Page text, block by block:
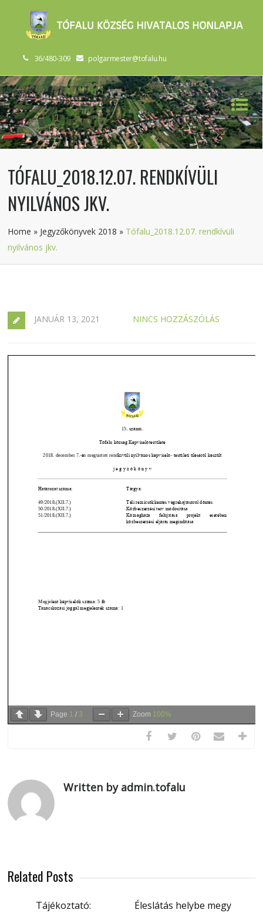
36/480-309 polgarmester@tofalu.hu
TÓFALU_2018.12.07. RENDKÍVÜLI
NYILVÁNOS JKV.
Home » Jegyzőkönyvek 2018 » Tófalu_2018.12.07. rendkívüli
nyilvános jkv.
JANUÁR 13, 2021 NINCS HOZZÁSZÓLÁS
Page 1 / 3 Zoom 100%
Written by admin.tofalu
Related Posts
Tájékoztató:
Éleslátás helybe megy